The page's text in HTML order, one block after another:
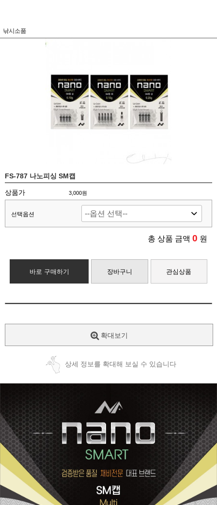
낚시소품
FS-787 나노피싱 SM캡
상품가 3,000원
선택옵션
총 상품 금액 0 원
바로 구매하기 장바구니 관심상품
확대보기
상세 정보를 확대해 보실 수 있습니다